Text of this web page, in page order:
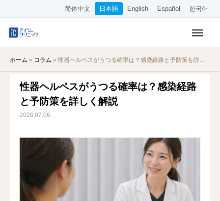
简体中文 日本語 English Español 한국어
ホーム » コラム » 性器ヘルペスがうつる確率は？感染経路と予防策を詳しく解説
性器ヘルペスがうつる確率は？感染経路
と予防策を詳しく解説
2026.07.06
料金表
オンライン診療
当院について
WEB予約